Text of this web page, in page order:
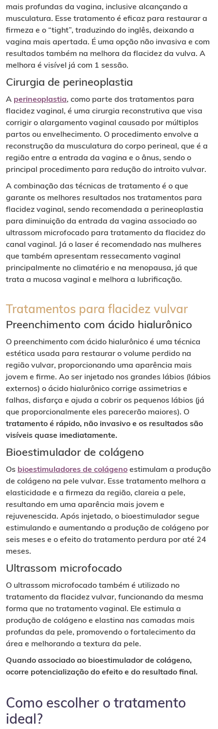
mais profundas da vagina, inclusive alcançando a
musculatura. Esse tratamento é eficaz para restaurar a
firmeza e o “tight”, traduzindo do inglês, deixando a
vagina mais apertada. É uma opção não invasiva e com
resultados também na melhora da flacidez da vulva. A
melhora é visível já com 1 sessão.
Cirurgia de perineoplastia
A perineoplastia, como parte dos tratamentos para
flacidez vaginal, é uma cirurgia reconstrutiva que visa
corrigir o alargamento vaginal causado por múltiplos
partos ou envelhecimento. O procedimento envolve a
reconstrução da musculatura do corpo perineal, que é a
região entre a entrada da vagina e o ânus, sendo o
principal procedimento para redução do introito vulvar.
A combinação das técnicas de tratamento é o que
garante os melhores resultados nos tratamentos para
flacidez vaginal, sendo recomendada a perineoplastia
para diminuição da entrada da vagina associado ao
ultrassom microfocado para tratamento da flacidez do
canal vaginal. Já o laser é recomendado nas mulheres
que também apresentam ressecamento vaginal
principalmente no climatério e na menopausa, já que
trata a mucosa vaginal e melhora a lubrificação.
Tratamentos para flacidez vulvar
Preenchimento com ácido hialurônico
O preenchimento com ácido hialurônico é uma técnica
estética usada para restaurar o volume perdido na
região vulvar, proporcionando uma aparência mais
jovem e firme. Ao ser injetado nos grandes lábios (lábios
externos) o ácido hialurônico corrige assimetrias e
falhas, disfarça e ajuda a cobrir os pequenos lábios (já
que proporcionalmente eles parecerão maiores). O
tratamento é rápido, não invasivo e os resultados são
visíveis quase imediatamente.
Bioestimulador de colágeno
Os bioestimuladores de colágeno estimulam a produção
de colágeno na pele vulvar. Esse tratamento melhora a
elasticidade e a firmeza da região, clareia a pele,
resultando em uma aparência mais jovem e
rejuvenescida. Após injetado, o bioestimulador segue
estimulando e aumentando a produção de colágeno por
seis meses e o efeito do tratamento perdura por até 24
meses.
Ultrassom microfocado
O ultrassom microfocado também é utilizado no
tratamento da flacidez vulvar, funcionando da mesma
forma que no tratamento vaginal. Ele estimula a
produção de colágeno e elastina nas camadas mais
profundas da pele, promovendo o fortalecimento da
área e melhorando a textura da pele.
Quando associado ao bioestimulador de colágeno,
ocorre potencialização do efeito e do resultado final.
Como escolher o tratamento
ideal?